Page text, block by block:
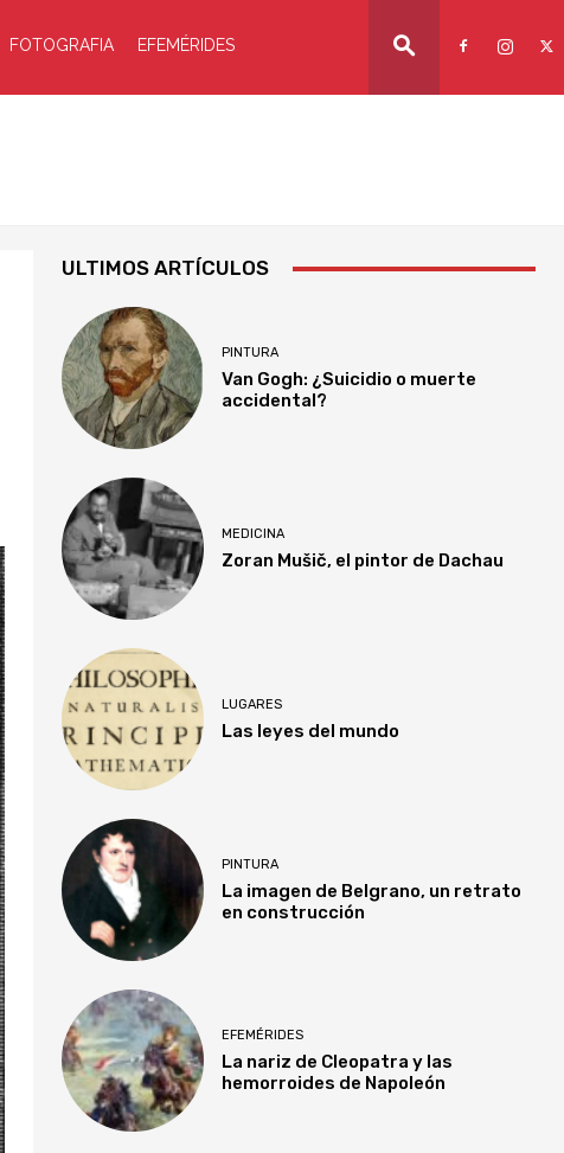
FOTOGRAFIA EFEMÉRIDES
ULTIMOS ARTÍCULOS
PINTURA
Van Gogh: ¿Suicidio o muerte
accidental?
MEDICINA
Zoran Mušič, el pintor de Dachau
LUGARES
Las leyes del mundo
PINTURA
La imagen de Belgrano, un retrato
en construcción
EFEMÉRIDES
La nariz de Cleopatra y las
hemorroides de Napoleón